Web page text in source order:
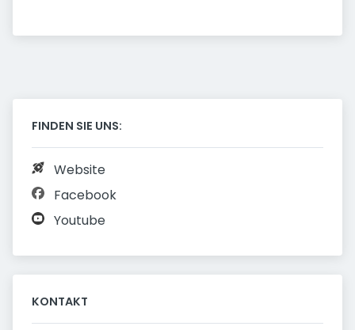
FINDEN SIE UNS:
Website
Facebook
Youtube
KONTAKT